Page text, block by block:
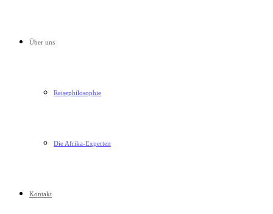
Über uns
Reisephilosophie
Die Afrika-Experten
Kontakt